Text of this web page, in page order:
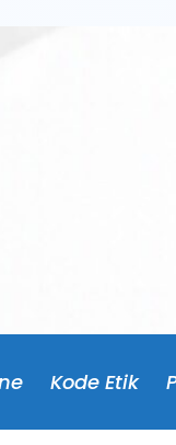
Kode Etik